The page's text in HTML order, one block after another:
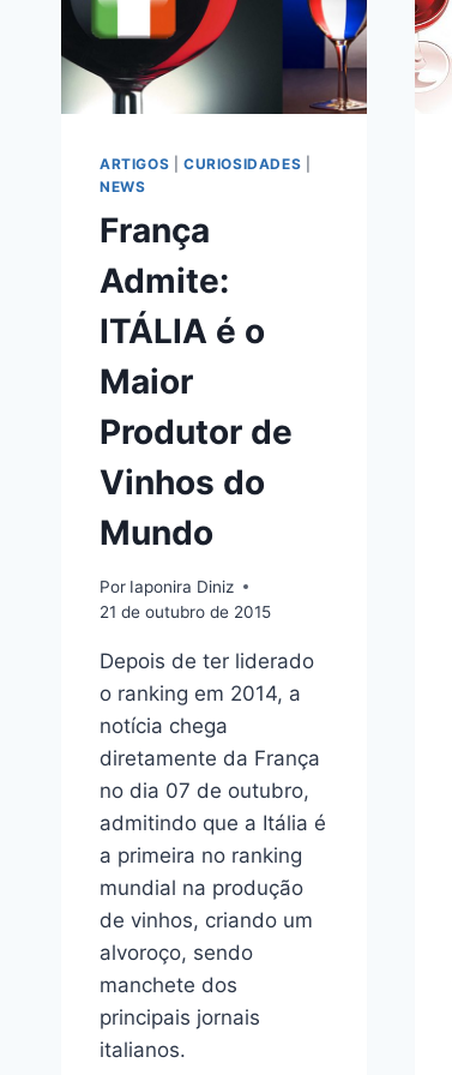
ARTIGOS CURIOSIDADES
NEWS
França
Admite:
ITÁLIA é o
Maior
Produtor de
Vinhos do
Mundo
Por Iaponira Diniz
21 de outubro de 2015
Depois de ter liderado
o ranking em 2014, a
notícia chega
diretamente da França
no dia 07 de outubro,
admitindo que a Itália é
a primeira no ranking
mundial na produção
de vinhos, criando um
alvoroço, sendo
manchete dos
principais jornais
italianos.